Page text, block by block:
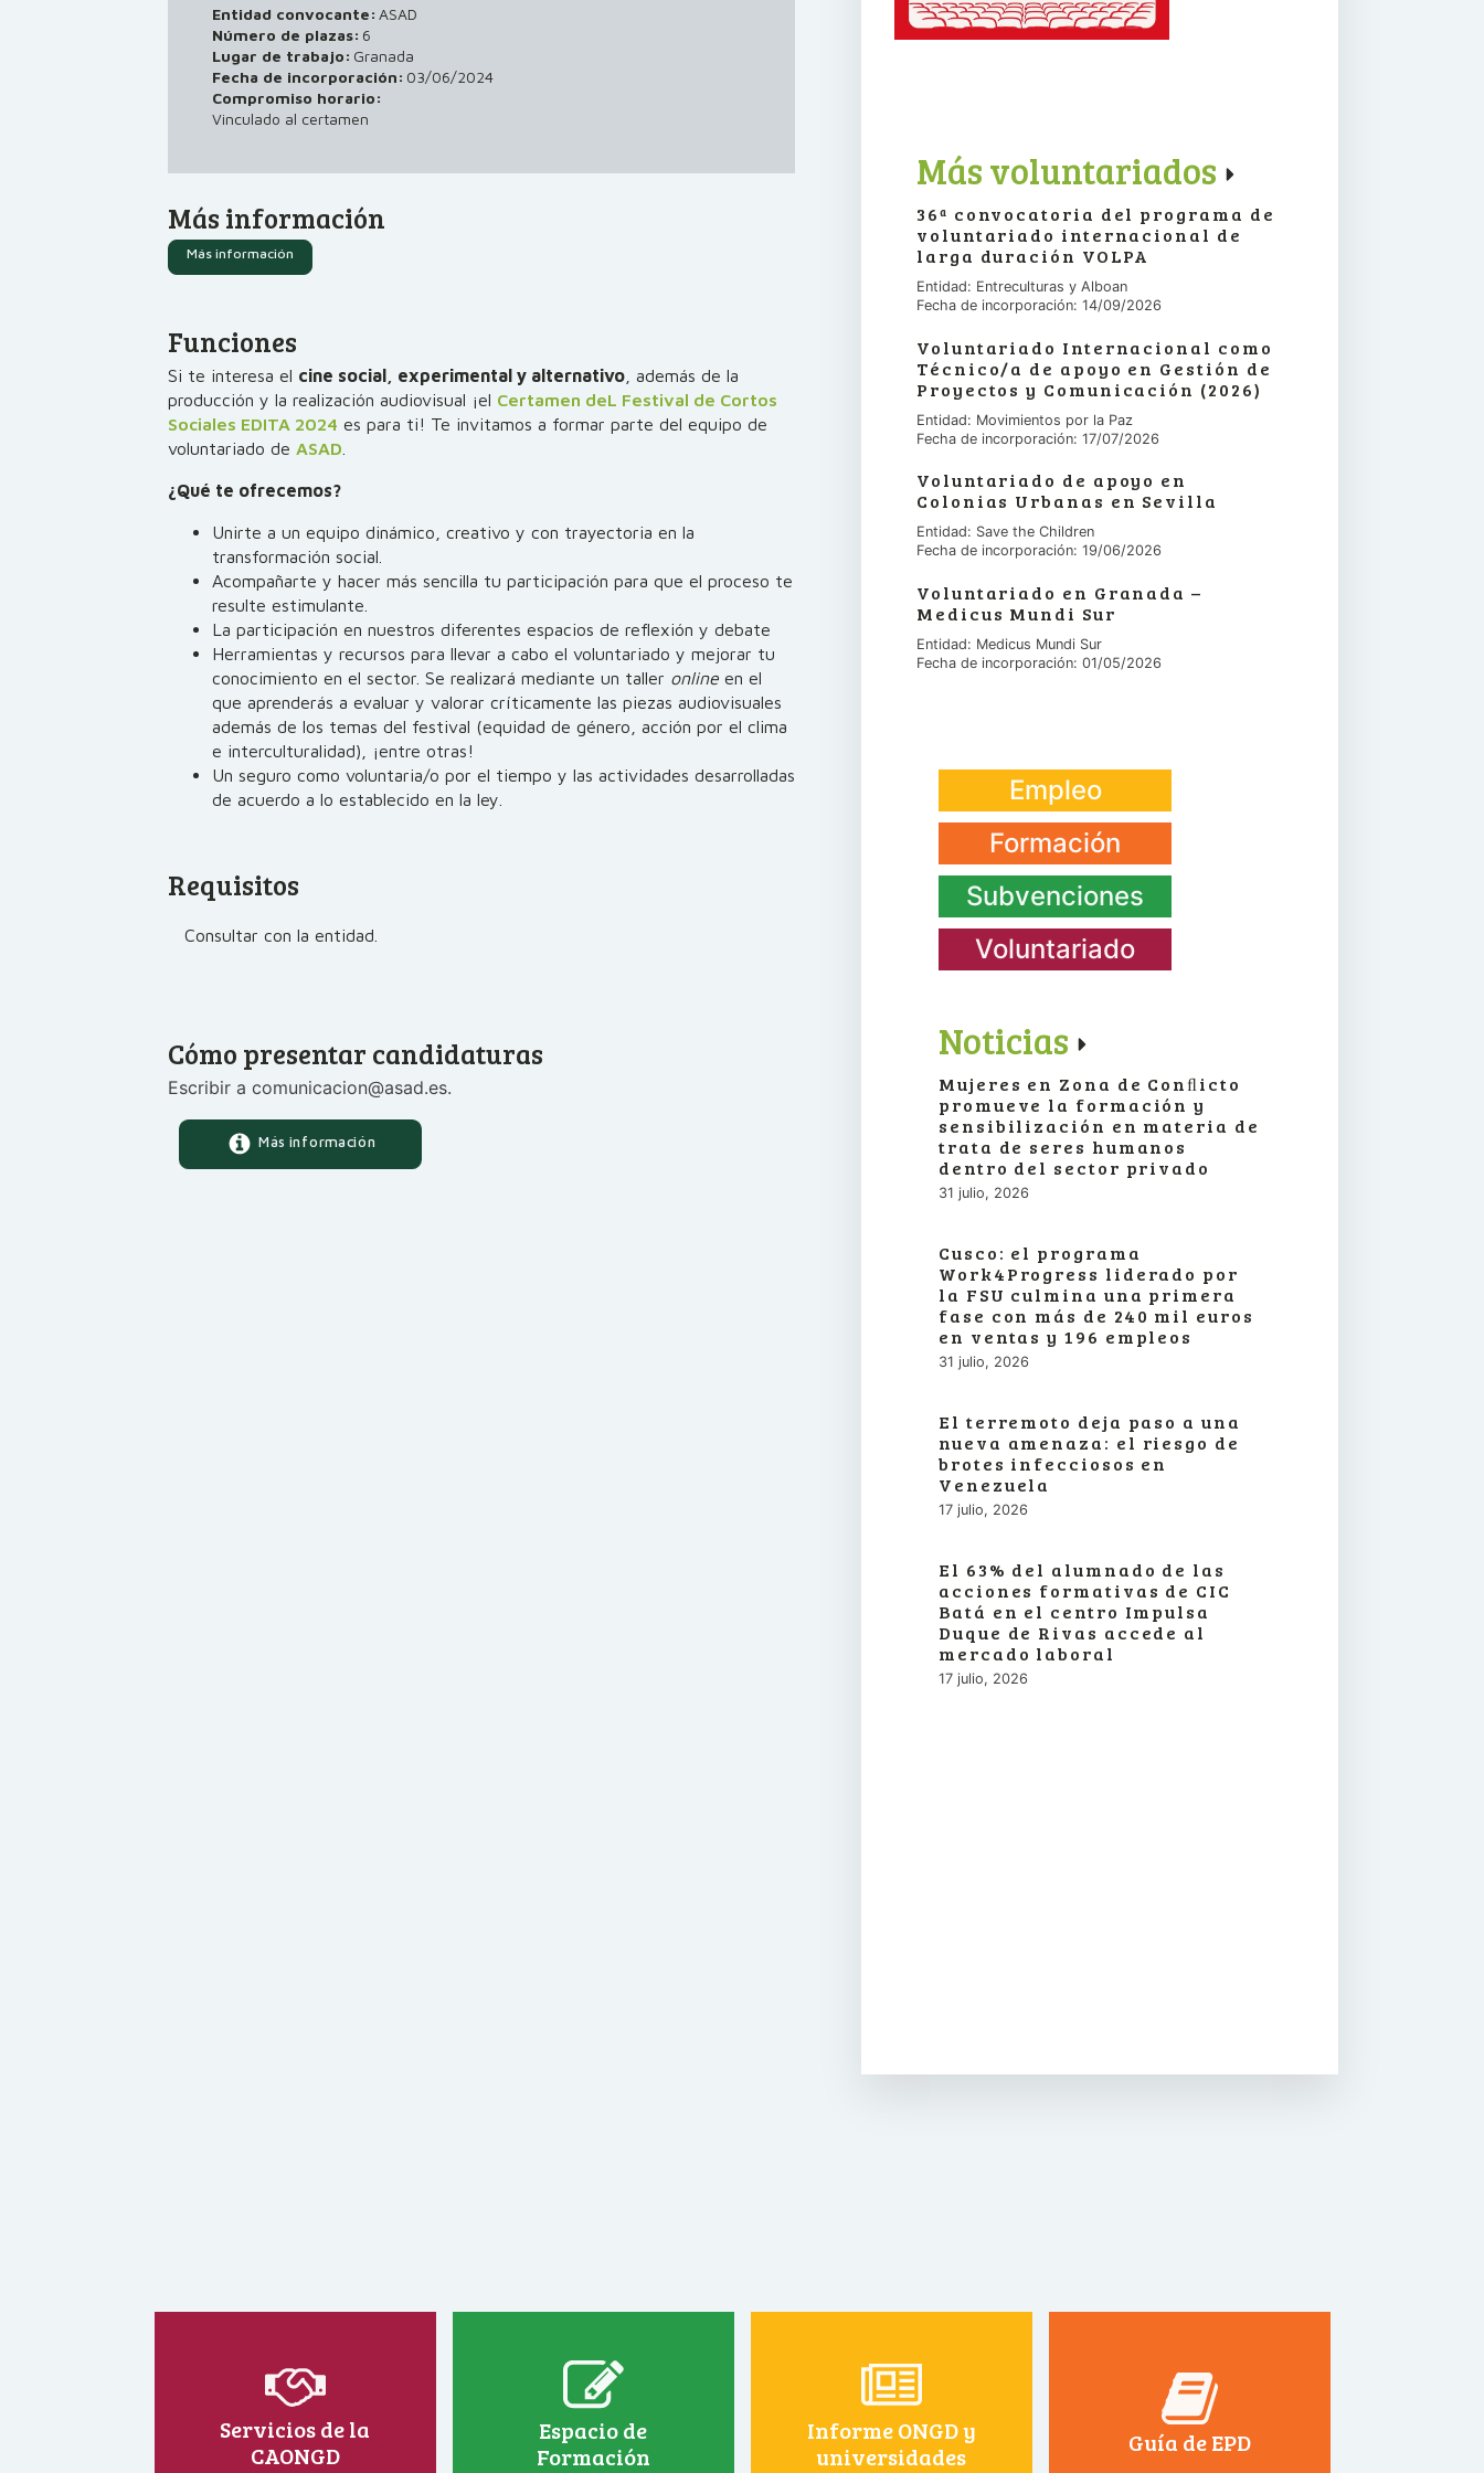
Entidad convocante: ASAD
Número de plazas: 6
Lugar de trabajo: Granada
Fecha de incorporación: 03/06/2024
Compromiso horario:
Vinculado al certamen
Más información
Más información
Funciones
Si te interesa el cine social, experimental y alternativo , además de la
producción y la realización audiovisual ¡el Certamen deL Festival de Cortos
Sociales EDITA 2024 es para ti! Te invitamos a formar parte del equipo de
voluntariado de ASAD
¿Qué te ofrecemos?
Unirte a un equipo dinámico, creativo y con trayectoria en la
transformación social.
Acompañarte y hacer más sencilla tu participación para que el proceso te
resulte estimulante.
La participación en nuestros diferentes espacios de reflexión y debate
Herramientas y recursos para llevar a cabo el voluntariado y mejorar tu
conocimiento en el sector. Se realizará mediante un taller online en el
que aprenderás a evaluar y valorar críticamente las piezas audiovisuales
además de los temas del festival (equidad de género, acción por el clima
e interculturalidad), ¡entre otras!
Un seguro como voluntaria/o por el tiempo y las actividades desarrolladas
de acuerdo a lo establecido en la ley.
Requisitos
Consultar con la entidad.
Cómo presentar candidaturas
Escribir a comunicacion@asad.es.
Más información
Más voluntariados
36ª convocatoria del programa de
voluntariado internacional de
larga duración VOLPA
Entidad: Entreculturas y Alboan
Fecha de incorporación: 14/09/2026
Voluntariado Internacional como
Técnico/a de apoyo en Gestión de
Proyectos y Comunicación (2026)
Entidad: Movimientos por la Paz
Fecha de incorporación: 17/07/2026
Voluntariado de apoyo en
Colonias Urbanas en Sevilla
Entidad: Save the Children
Fecha de incorporación: 19/06/2026
Voluntariado en Granada –
Medicus Mundi Sur
Entidad: Medicus Mundi Sur
Fecha de incorporación: 01/05/2026
Empleo
Formación
Subvenciones
Voluntariado
Noticias
Mujeres en Zona de Conﬂicto
promueve la formación y
sensibilización en materia de
trata de seres humanos
dentro del sector privado
31 julio, 2026
Cusco: el programa
Work4Progress liderado por
la FSU culmina una primera
fase con más de 240 mil euros
en ventas y 196 empleos
31 julio, 2026
El terremoto deja paso a una
nueva amenaza: el riesgo de
brotes infecciosos en
Venezuela
17 julio, 2026
El 63% del alumnado de las
acciones formativas de CIC
Batá en el centro Impulsa
Duque de Rivas accede al
mercado laboral
17 julio, 2026
Servicios de la
CAONGD
Espacio de
Formación
Informe ONGD y
universidades
Guía de EPD